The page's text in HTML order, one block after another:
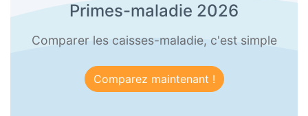
Primes-maladie 2026
Comparer les caisses-maladie, c'est simple
Comparez maintenant !